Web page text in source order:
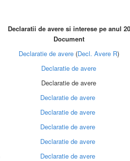
Declaratii de avere si interese pe anul
Document
Declaratie de avere(Decl. Avere R)
Declaratie de avere
Declaratie de avere
Declaratie de avere
Declaratie de avere
Declaratie de avere
Declaratie de avere
Declaratie de avere